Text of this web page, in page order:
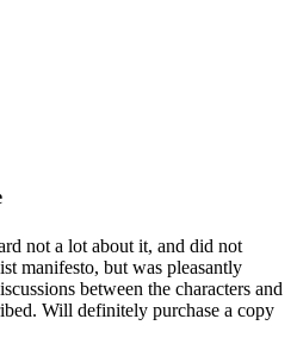
not a lot about it, and did not
manifesto, but was pleasantly
between the characters and
Will definitely purchase a copy